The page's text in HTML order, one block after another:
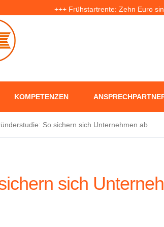
+++ Frühstartrente: Zehn Euro
+++ Fünf Jahre nach der Ahrtal-Flut: Warum
KOMPETENZEN
So sichern sich Unternehmen ab
sich